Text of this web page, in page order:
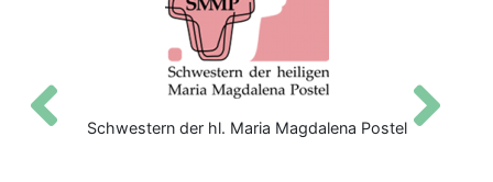
Schwestern der hl. Maria Magdalena Postel
Zurück